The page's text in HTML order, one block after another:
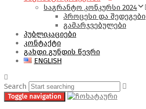
საგრანტო კონკურსი 2024
პროცესი და შედეგები
გამარჯვებულები
ᲞᲣᲑᲚᲘᲙᲐᲪᲘᲔᲑᲘ
ᲙᲝᲜᲢᲐᲥᲢᲘ
ᲒᲐᲮᲓᲘ ᲒᲣᲜᲓᲘᲡ ᲬᲔᲕᲠᲘ
ENGLISH
Search
Toggle navigation